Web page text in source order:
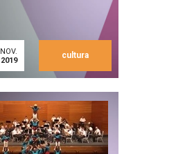
NOV.
2019
cultura